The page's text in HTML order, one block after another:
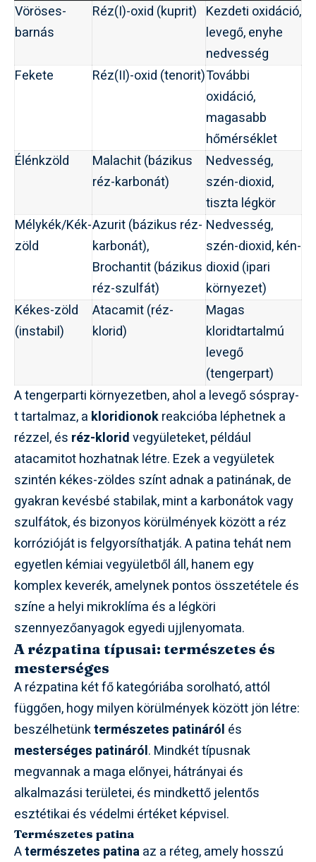
Vöröses-
barnás
Réz(I)-oxid (kuprit) Kezdeti oxidáció,
levegő, enyhe
nedvesség
Fekete
Réz(II)-oxid (tenorit)További
oxidáció,
magasabb
hőmérséklet
Élénkzöld
Malachit (bázikus
réz-karbonát)
Nedvesség,
szén-dioxid,
tiszta légkör
Mélykék/Kék-
zöld
Azurit (bázikus réz-
karbonát),
Brochantit (bázikus
réz-szulfát)
Nedvesség,
szén-dioxid, kén-
dioxid (ipari
környezet)
Kékes-zöld
(instabil)
Atacamit (réz-
klorid)
Magas
kloridtartalmú
levegő
(tengerpart)
A tengerparti környezetben, ahol a levegő sóspray-
t tartalmaz, a kloridionokreakcióba léphetnek a
rézzel, és réz-kloridvegyületeket, például
atacamitot hozhatnak létre. Ezek a vegyületek
szintén kékes-zöldes színt adnak a patinának, de
gyakran kevésbé stabilak, mint a karbonátok vagy
szulfátok, és bizonyos körülmények között a réz
korrózióját is felgyorsíthatják. A patina tehát nem
egyetlen kémiai vegyületből áll, hanem egy
komplex keverék, amelynek pontos összetétele és
színe a helyi mikroklíma és a légköri
szennyezőanyagok egyedi ujjlenyomata.
A rézpatina típusai: természetes és
mesterséges
A rézpatina két fő kategóriába sorolható, attól
függően, hogy milyen körülmények között jön létre:
beszélhetünktermészetes patináról és
mesterséges patináról. Mindkét típusnak
megvannak a maga előnyei, hátrányai és
alkalmazási területei, és mindkettő jelentős
esztétikai és védelmi értéket képvisel.
Természetes patina
Atermészetes patinaaz a réteg, amely hosszú